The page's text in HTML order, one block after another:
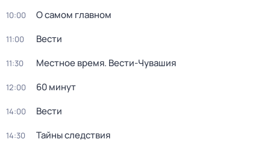
10:00 О самом главном
11:00 Вести
11:30 Местное время. Вести-Чувашия
12:00 60 минут
14:00 Вести
14:30 Тайны следствия